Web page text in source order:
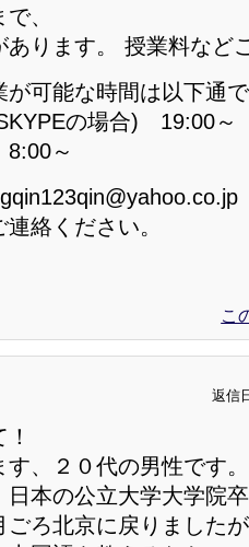
、
あります。 授業料など
が可能な時間は以下通
の場合) 19:00～
～
絡ください。
こ
返信
、２０代の男性です
日本の公立大学大学院
ごろ北京に戻りました